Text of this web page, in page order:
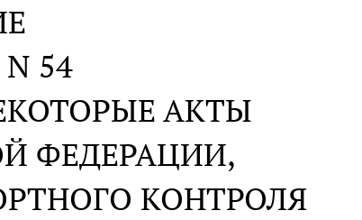
N 54
АКТЫ
ФЕДЕРАЦИИ,
КОНТРОЛЯ